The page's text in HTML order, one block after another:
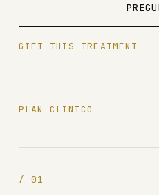
GIFT THIS TREATMENT
PLAN CLINICO
/01